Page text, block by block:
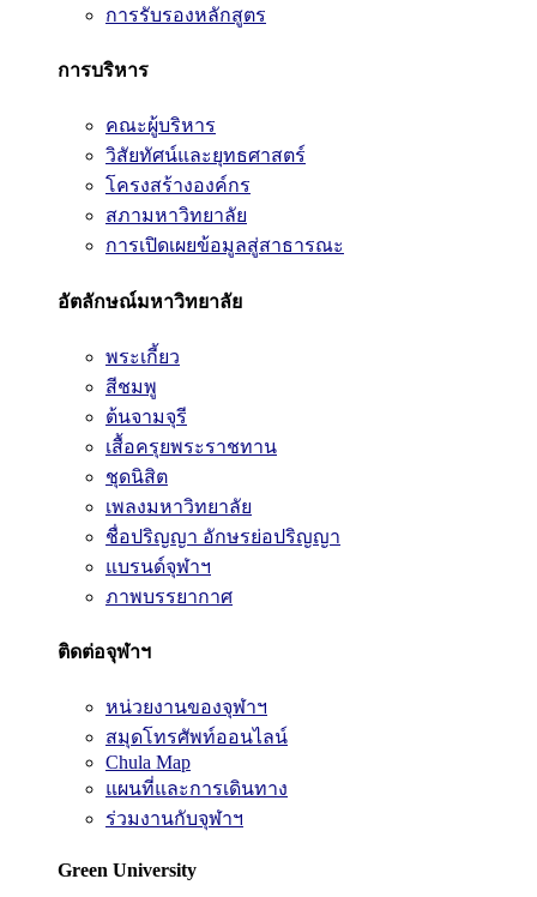
การรับรองหลักสูตร
การบริหาร
คณะผู้บริหาร
วิสัยทัศน์และยุทธศาสตร์
โครงสร้างองค์กร
สภามหาวิทยาลัย
การเปิดเผยข้อมูลสู่สาธารณะ
อัตลักษณ์มหาวิทยาลัย
พระเกี้ยว
สีชมพู
ต้นจามจุรี
เสื้อครุยพระราชทาน
ชุดนิสิต
เพลงมหาวิทยาลัย
ชื่อปริญญา อักษรย่อปริญญา
แบรนด์จุฬาฯ
ภาพบรรยากาศ
ติดต่อจุฬาฯ
หน่วยงานของจุฬาฯ
สมุดโทรศัพท์ออนไลน์
Chula Map
แผนที่และการเดินทาง
ร่วมงานกับจุฬาฯ
Green University